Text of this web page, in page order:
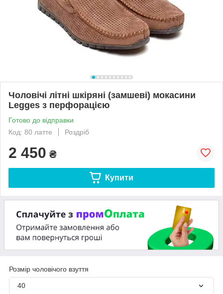
Чоловічі літні шкіряні (замшеві) мокасини
Legges з перфорацією
Готово до відправки
Код: 80 латте
Роздріб
2 450 ₴
Купити
Розмір чоловічого взуття
40